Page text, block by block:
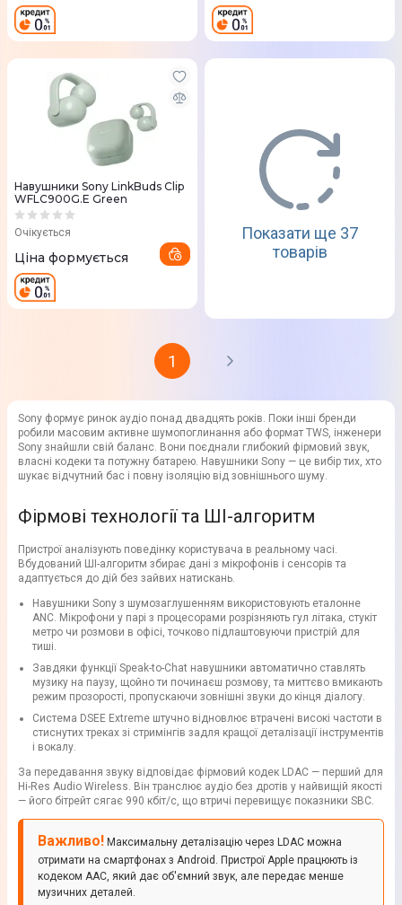
Навушники Sony LinkBuds Clip
WFLC900G.E Green
Очікується
Ціна формується
Показати ще 37
товарів
1
Sony формує ринок аудіо понад двадцять років. Поки інші бренди
робили масовим активне шумопоглинання або формат TWS, інженери
Sony знайшли свій баланс. Вони поєднали глибокий фірмовий звук,
власні кодеки та потужну батарею. Навушники Sony — це вибір тих, хто
шукає відчутний бас і повну ізоляцію від зовнішнього шуму.
Фірмові технології та ШІ-алгоритм
Пристрої аналізують поведінку користувача в реальному часі.
Вбудований ШІ-алгоритм збирає дані з мікрофонів і сенсорів та
адаптується до дій без зайвих натискань.
Навушники Sony з шумозаглушенням використовують еталонне
ANC. Мікрофони у парі з процесорами розрізняють гул літака, стукіт
метро чи розмови в офісі, точково підлаштовуючи пристрій для
тиші.
Завдяки функції Speak-to-Chat навушники автоматично ставлять
музику на паузу, щойно ти починаєш розмову, та миттєво вмикають
режим прозорості, пропускаючи зовнішні звуки до кінця діалогу.
Система DSEE Extreme штучно відновлює втрачені високі частоти в
стиснутих треках зі стримінгів задля кращої деталізації інструментів
і вокалу.
За передавання звуку відповідає фірмовий кодек LDAC — перший для
Hi-Res Audio Wireless. Він транслює аудіо без дротів у найвищій якості
— його бітрейт сягає 990 кбіт/с, що втричі перевищує показники SBC.
Важливо! Максимальну деталізацію через LDAC можна
отримати на смартфонах з Android. Пристрої Apple працюють із
кодеком AAC, який дає об'ємний звук, але передає менше
музичних деталей.